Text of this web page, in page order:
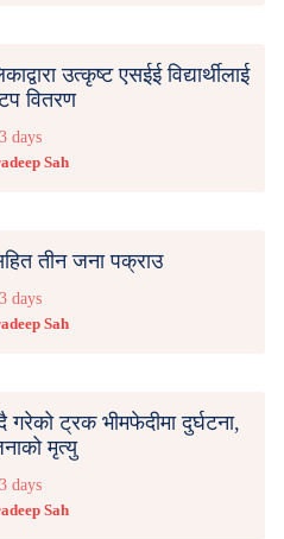
उत्कृष्ट एसईई विद्यार्थीलाई
वितरण
3 days
Sah
तीन जना पक्राउ
3 days
Sah
ट्रक भीमफेदीमा दुर्घटना,
मृत्यु
3 days
Sah